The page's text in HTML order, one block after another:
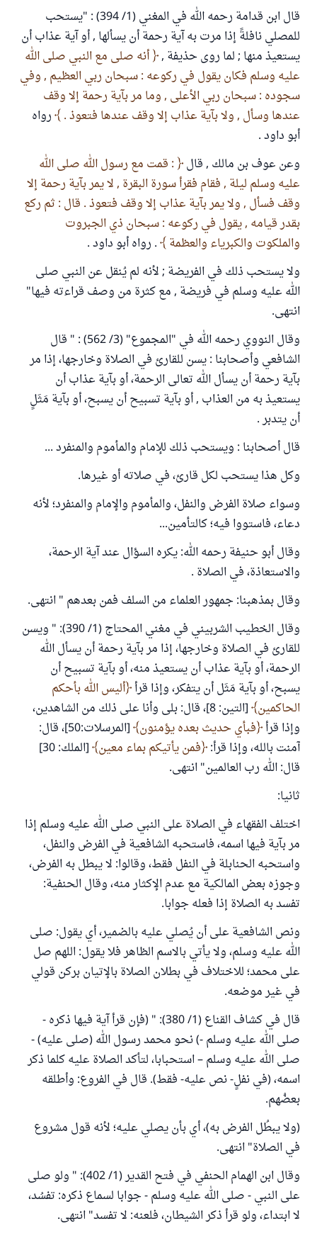
قال ابن قدامة رحمه الله في المغني (1/ 394) : "يستحب
للمصلي نافلةً إذا مرت به آية رحمة أن يسألها , أو آية عذاب أن
يستعيذ منها ; لما روى حذيفة , أنه صلى مع النبي صلى الله
عليه وسلم فكان يقول في ركوعه : سبحان ربي العظيم , وفي
سجوده : سبحان ربي الأعلى , وما مر بآية رحمة إلا وقف
عندها وسأل , ولا بآية عذاب إلا وقف عندها فتعوذ .
رواه
أبو داود .
وعن عوف بن مالك , قال
: قمت مع رسول الله صلى الله
عليه وسلم ليلة , فقام فقرأ سورة البقرة , لا يمر بآية رحمة إلا
وقف فسأل , ولا يمر بآية عذاب إلا وقف فتعوذ . قال : ثم ركع
بقدر قيامه , يقول في ركوعه : سبحان ذي الجبروت
والملكوت والكبرياء والعظمة
. رواه أبو داود .
ولا يستحب ذلك في الفريضة ; لأنه لم يُنقل عن النبي صلى
الله عليه وسلم في فريضة , مع كثرة من وصف قراءته فيها"
انتهى.
وقال النووي رحمه الله في "المجموع" (3/ 562) : " قال
الشافعي وأصحابنا : يسن للقارئ في الصلاة وخارجها، إذا مر
بآية رحمة أن يسأل الله تعالى الرحمة، أو بآية عذاب أن
يستعيذ به من العذاب , أو بآية تسبيح أن يسبح، أو بآية مَثَلٍ
أن يتدبر .
قال أصحابنا : ويستحب ذلك للإمام والمأموم والمنفرد ...
وكل هذا يستحب لكل قارئ، في صلاته أو غيرها.
وسواء صلاة الفرض والنفل، والمأموم والإمام والمنفرد؛ لأنه
دعاء، فاستووا فيه؛ كالتأمين...
وقال أبو حنيفة رحمه الله: يكره السؤال عند آية الرحمة،
والاستعاذة، في الصلاة .
وقال بمذهبنا: جمهور العلماء من السلف فمن بعدهم " انتهى.
وقال الخطيب الشربيني في مغني المحتاج (1/ 390): " ويسن
للقارئ في الصلاة وخارجها، إذا مر بآية رحمة أن يسأل الله
الرحمة، أو بآية عذاب أن يستعيذ منه، أو بآية تسبيح أن
يسبح، أو بآية مَثَل أن يتفكر، وإذا قرأ أليس الله بأحكم
الحاكمين
[التين: 8]، قال: بلى وأنا على ذلك من الشاهدين،
وإذا قرأ فبأي حديث بعده يؤمنون
[المرسلات:50]، قال:
آمنت بالله، وإذا قرأ: فمن يأتيكم بماء معين
[الملك: 30]
قال: الله رب العالمين" انتهى.
ثانيا:
اختلف الفقهاء في الصلاة على النبي صلى الله عليه وسلم إذا
مر بآية فيها اسمه، فاستحبه الشافعية في الفرض والنفل،
واستحبه الحنابلة في النفل فقط، وقالوا: لا يبطل به الفرض،
وجوزه بعض المالكية مع عدم الإكثار منه، وقال الحنفية:
تفسد به الصلاة إذا فعله جوابا.
ونص الشافعية على أن يُصلي عليه بالضمير، أي يقول: صلى
الله عليه وسلم، ولا يأتي بالاسم الظاهر فلا يقول: اللهم صل
على محمد؛ للاختلاف في بطلان الصلاة بالإتيان بركن قولي
في غير موضعه.
قال في كشاف القناع (1/ 380): " (فإن قرأ آية فيها ذكره -
صلى الله عليه وسلم -) نحو محمد رسول الله (صلى عليه) -
صلى الله عليه وسلم – استحبابا، لتأكد الصلاة عليه كلما ذكر
اسمه، (في نفلٍ- نص عليه- فقط). قال في الفروع: وأطلقه
بعضُهم.
(ولا يبطُل الفرض به)، أي بأن يصلي عليه؛ لأنه قول مشروع
في الصلاة" انتهى.
وقال ابن الهمام الحنفي في فتح القدير (1/ 402): " ولو صلى
على النبي - صلى الله عليه وسلم - جوابا لسماع ذكره: تفسُد،
لا ابتداء، ولو قرأ ذكر الشيطان، فلعنه: لا تفسد" انتهى.